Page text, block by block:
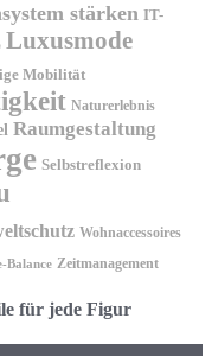
stärken IT-
Luxusmode
Mobilität
Naturerlebnis
Raumgestaltung
Selbstreflexion
Wohnaccessoires
Balance Zeitmanagement
für jede Figur